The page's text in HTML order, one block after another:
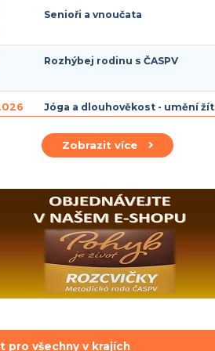
Senioři a vnoučata
Rozhýbej rodinu s ČASPV
Jóga a dlouhověkost - umění žít
Zobrazit více
pro všechny v krajích